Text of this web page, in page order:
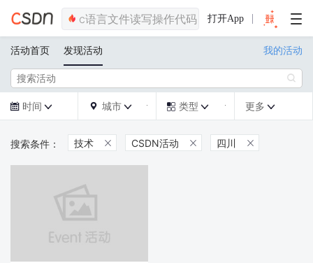
打开App
活动首页 发现活动 我的活动

 时间   城市   类型  更多 
技术  CSDN活动  四川 